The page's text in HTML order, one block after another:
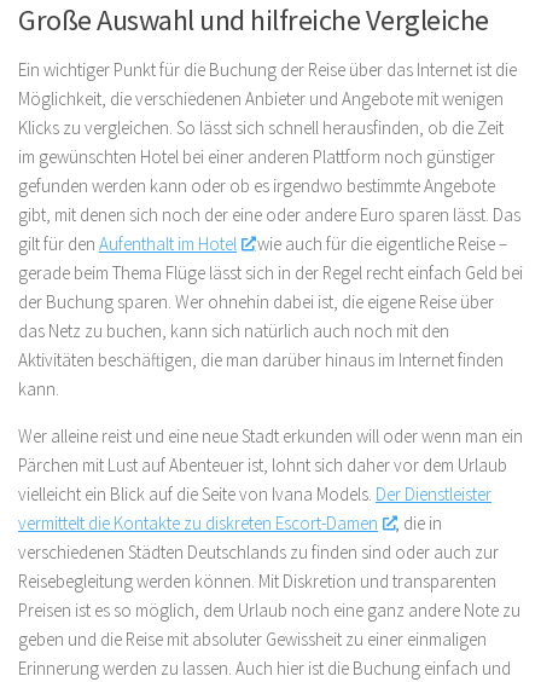
Große Auswahl und hilfreiche Vergleiche
Ein wichtiger Punkt für die Buchung der Reise über das Internet ist die
Möglichkeit, die verschiedenen Anbieter und Angebote mit wenigen
Klicks zu vergleichen. So lässt sich schnell herausfinden, ob die Zeit
im gewünschten Hotel bei einer anderen Plattform noch günstiger
gefunden werden kann oder ob es irgendwo bestimmte Angebote
gibt, mit denen sich noch der eine oder andere Euro sparen lässt. Das
gilt für den Aufenthalt im Hotel
wie auch für die eigentliche Reise –
gerade beim Thema Flüge lässt sich in der Regel recht einfach Geld bei
der Buchung sparen. Wer ohnehin dabei ist, die eigene Reise über
das Netz zu buchen, kann sich natürlich auch noch mit den
Aktivitäten beschäftigen, die man darüber hinaus im Internet finden
kann.
Wer alleine reist und eine neue Stadt erkunden will oder wenn man ein
Pärchen mit Lust auf Abenteuer ist, lohnt sich daher vor dem Urlaub
vielleicht ein Blick auf die Seite von Ivana Models. Der Dienstleister
vermittelt die Kontakte zu diskreten Escort-Damen
, die in
verschiedenen Städten Deutschlands zu finden sind oder auch zur
Reisebegleitung werden können. Mit Diskretion und transparenten
Preisen ist es so möglich, dem Urlaub noch eine ganz andere Note zu
geben und die Reise mit absoluter Gewissheit zu einer einmaligen
Erinnerung werden zu lassen. Auch hier ist die Buchung einfach und